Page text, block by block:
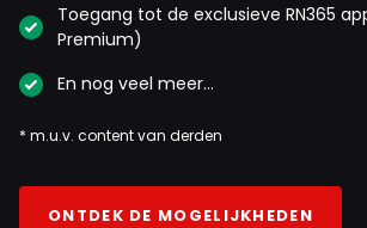
Toegang tot de exclusieve RN365
Premium)
En nog veel meer…
* m.u.v. content van derden
ONTDEK DE MOGELIJKHEDEN